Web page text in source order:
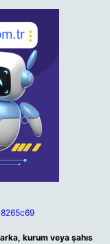
kurum veya şahıs